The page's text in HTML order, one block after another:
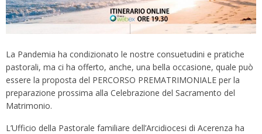
La Pandemia ha condizionato le nostre consuetudini e pratiche
pastorali, ma ci ha offerto, anche, una bella occasione, quale può
essere la proposta del PERCORSO PREMATRIMONIALE per la
preparazione prossima alla Celebrazione del Sacramento del
Matrimonio.
L’Ufficio della Pastorale familiare dell’Arcidiocesi di Acerenza ha